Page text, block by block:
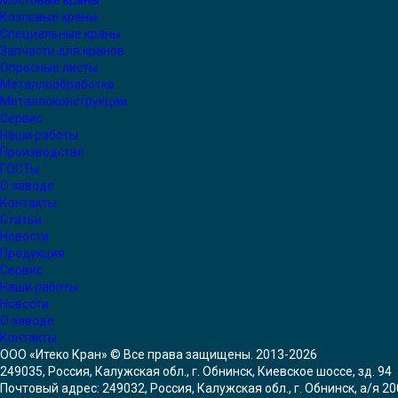
Козловые краны
Специальные краны
Запчасти для кранов
Опросные листы
Металлообработка
Металлоконструкции
Сервис
Наши работы
Производство
ГОСТы
О заводе
Контакты
Статьи
Новости
Продукция
Сервис
Наши работы
Новости
О заводе
Контакты
ООО «Итеко Кран» © Все права защищены. 2013-2026
249035, Россия, Калужская обл., г. Обнинск, Киевское шоссе, зд. 94
Почтовый адрес: 249032, Россия, Калужская обл., г. Обнинск, а/я